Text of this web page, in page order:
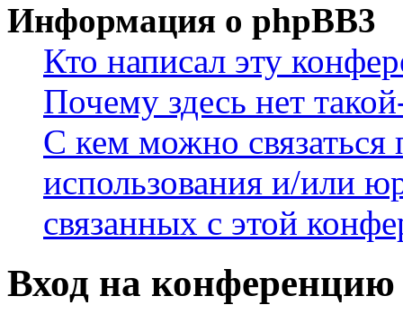
Информация о phpBB3
Кто написал эту
Почему здесь нет
С кем можно связаться
использования и/или
связанных с этой
Вход на конференцию